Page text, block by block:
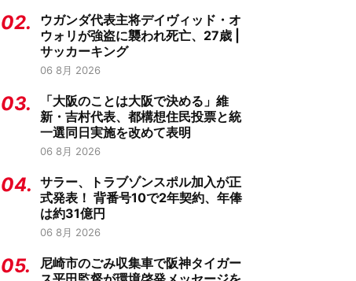
02.
ウガンダ代表主将デイヴィッド・オ
ウォリが強盗に襲われ死亡、27歳 |
サッカーキング
06 8月 2026
03.
「大阪のことは大阪で決める」維
新・吉村代表、都構想住民投票と統
一選同日実施を改めて表明
06 8月 2026
04. サラー、トラブゾンスポル加入が正
式発表！ 背番号10で2年契約、年俸
は約31億円
06 8月 2026
05.
尼崎市のごみ収集車で阪神タイガー